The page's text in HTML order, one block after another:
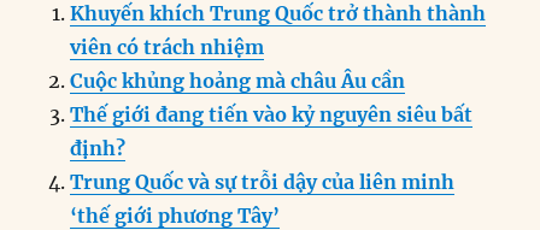
e
b
o
o
k
e
d
I
l
e
n
g
s
A
p
g
r
a
t
re
Khuyến khích Trung Quốc trở thành thành
viên có trách nhiệm
Cuộc khủng hoảng mà châu Âu cần
Thế giới đang tiến vào kỷ nguyên siêu bất
định?
Trung Quốc và sự trỗi dậy của liên minh
‘thế giới phương Tây’